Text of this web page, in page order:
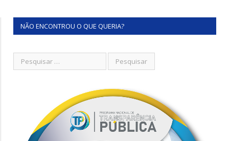
NÃO ENCONTROU O QUE QUERIA?